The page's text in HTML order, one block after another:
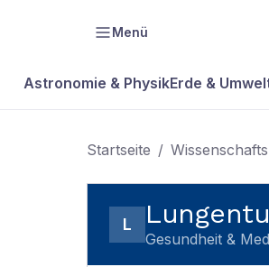
Menü
Astronomie & PhysikErde &
Startseite /
L
Gesundheit &